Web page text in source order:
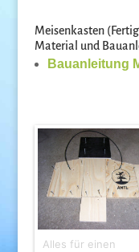
Meisenkasten
Material und
Bauanleitung
Alles für einen